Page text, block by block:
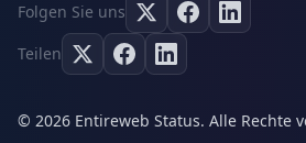
Folgen Sie uns
Teilen
© 2026 Entireweb Status. Alle Rechte